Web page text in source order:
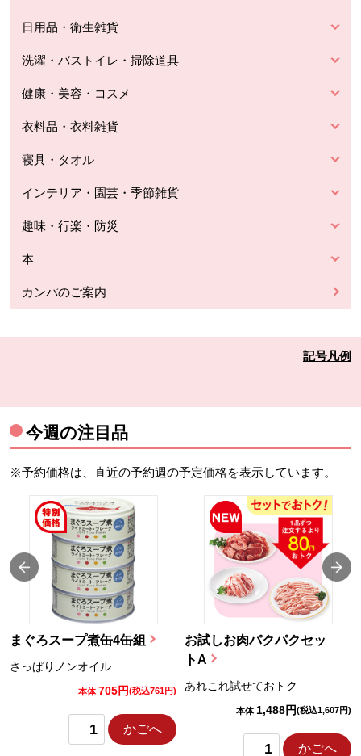
日用品・衛生雑貨
洗濯・バストイレ・掃除道具
健康・美容・コスメ
衣料品・衣料雑貨
寝具・タオル
インテリア・園芸・季節雑貨
趣味・行楽・防災
本
カンパのご案内
記号凡例
今週の注目品
※予約価格は、直近の予約週の予定価格を表示しています。
まぐろスープ煮缶4缶組
さっぱりノンオイル
本体 705円(税込761円)
かごへ
お試しお肉パクパクセッ
トA
あれこれ試せておトク
本体 1,488円(税込1,607円)
かごへ